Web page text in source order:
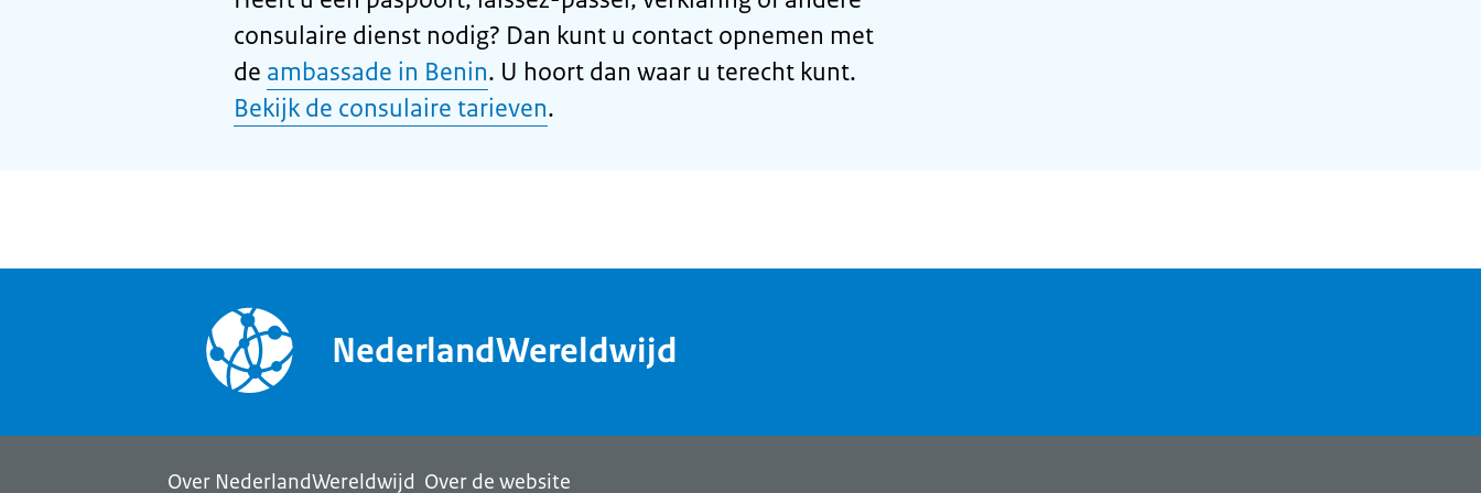
consulaire dienst nodig? Dan kunt u contact opnemen met
de ambassade in Benin. U hoort dan waar u terecht kunt.
Bekijk de consulaire tarieven.
NederlandWereldwijd
Over NederlandWereldwijd Over de website